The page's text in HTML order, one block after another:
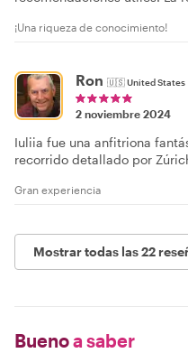
¡Una riqueza de conocimiento!
Ron 🇺🇸United States
2 noviembre 2024
Iuliia fue una anfitriona
recorrido detallado por
Gran experiencia
Mostrar todas las 22
Buenoa saber